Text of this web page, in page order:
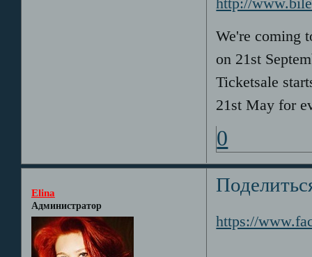
http://
We're coming
on 21st
Ticketsale
21st May for
0
Elina
Администратор
https://